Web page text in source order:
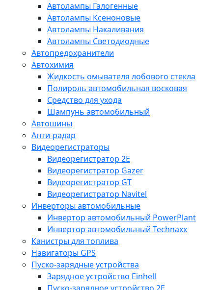
Автолампы Галогенные
Автолампы Ксеноновые
Автолампы Накаливания
Автолампы Светодиодные
Автопредохранители
Автохимия
Жидкость омывателя лобового стекла
Полироль автомобильная восковая
Средство для ухода
Шампунь автомобильный
Автошины
Анти-радар
Видеорегистраторы
Видеорегистратор 2E
Видеорегистратор Gazer
Видеорегистратор GT
Видеорегистратор Navitel
Инверторы автомобильные
Инвертор автомобильный PowerPlant
Инвертор автомобильный Technaxx
Канистры для топлива
Навигаторы GPS
Пуско-зарядные устройства
Зарядное устройство Einhell